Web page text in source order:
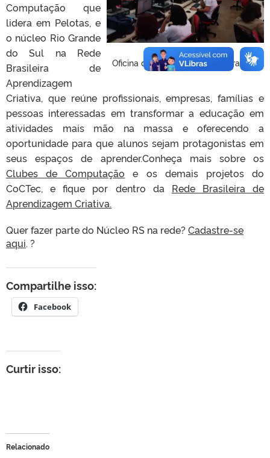
Oficina de animação com o Scratch
Computação que
lidera em Pelotas, e
o núcleo Rio Grande
do Sul na Rede
Brasileira de
Aprendizagem
Criativa, que reúne profissionais, empresas, famílias e
pessoas interessadas em transformar a educação em
atividades mais mão na massa e oferecendo a
oportunidade para que alunos sejam protagonistas em
seus espaços de aprender.Conheça mais sobre os
Clubes de Computação e os demais projetos do
CoCTec, e fique por dentro da Rede Brasileira de
Aprendizagem Criativa.
Quer fazer parte do Núcleo RS na rede? Cadastre-se
aqui. ?
Compartilhe isso:
Facebook
Curtir isso:
Relacionado